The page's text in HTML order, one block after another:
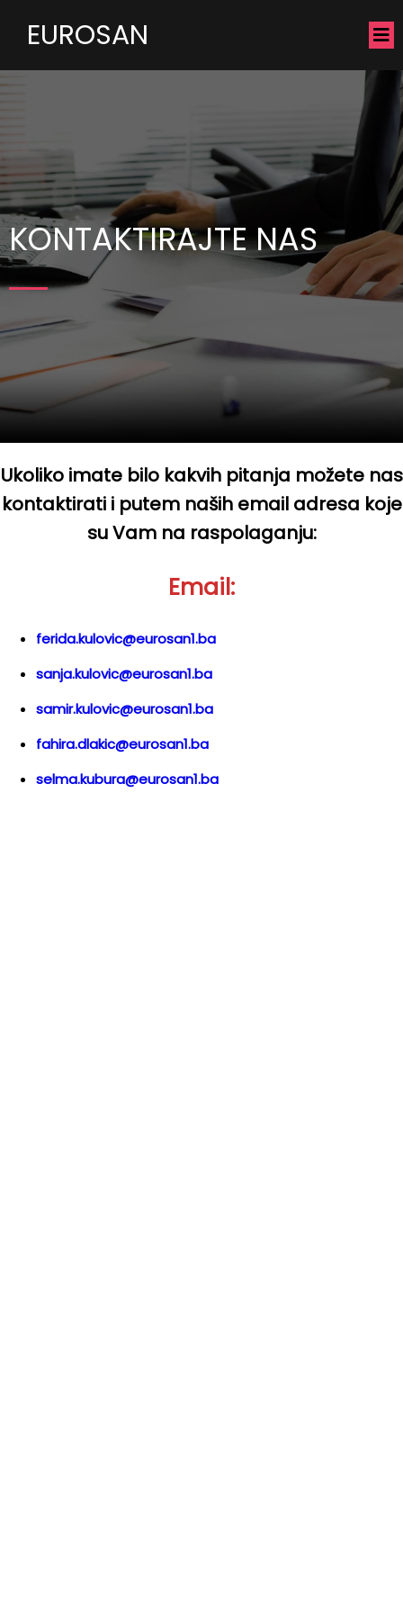
EUROSAN
KONTAKTIRAJTE NAS
Ukoliko imate bilo kakvih pitanja možete nas
kontaktirati i putem naših email adresa koje
su Vam na raspolaganju:
Email:
ferida.kulovic@eurosan1.ba
sanja.kulovic@eurosan1.ba
samir.kulovic@eurosan1.ba
fahira.dlakic@eurosan1.ba
selma.kubura@eurosan1.ba